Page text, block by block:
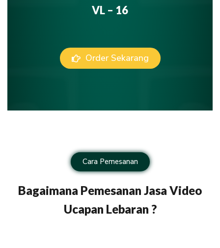
VL – 16
Order Sekarang
Cara Pemesanan
Bagaimana Pemesanan Jasa Video
Ucapan Lebaran ?